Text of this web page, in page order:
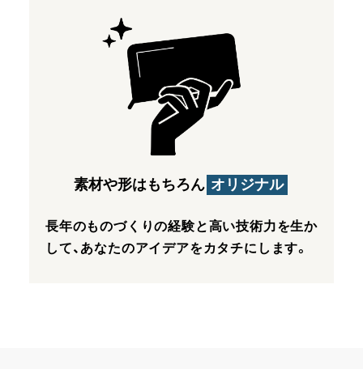
素材や形はもちろん オリジナル
長年のものづくりの経験と高い技術力を生か
して、あなたのアイデアをカタチにします。